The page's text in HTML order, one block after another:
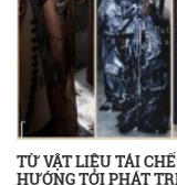
TỪ VẬT LIỆU TÁI
HƯỚNG TỚI PHÁT